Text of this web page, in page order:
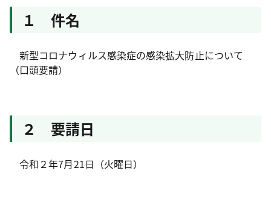
１ 件名
新型コロナウィルス感染症の感染拡大防止について
（口頭要請）
２ 要請日
令和２年7月21日（火曜日）